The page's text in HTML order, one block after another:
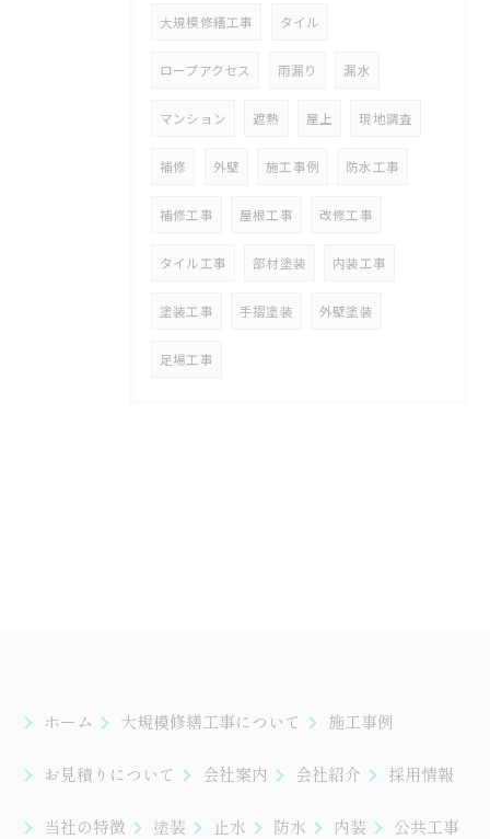
大規模修繕工事 タイル
ロープアクセス 雨漏り 漏水
マンション 遮熱 屋上 現地調査
補修 外壁 施工事例 防水工事
補修工事 屋根工事 改修工事
タイル工事 部材塗装 内装工事
塗装工事 手摺塗装 外壁塗装
足場工事
ホーム 大規模修繕工事について 施工事例
お見積りについて 会社案内 会社紹介 採用情報
当社の特徴 塗装 止水 防水 内装 公共工事